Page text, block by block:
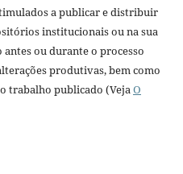
a publicar e distribuir
institucionais ou na sua
ou durante o processo
produtivas, bem como
trabalho publicado (VejaO